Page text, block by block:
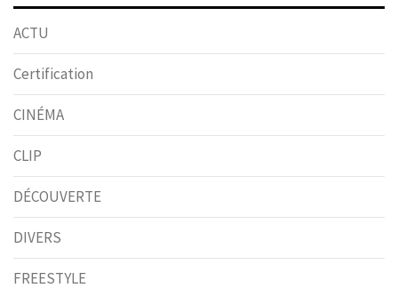
ACTU
Certification
CINÉMA
CLIP
DÉCOUVERTE
DIVERS
FREESTYLE